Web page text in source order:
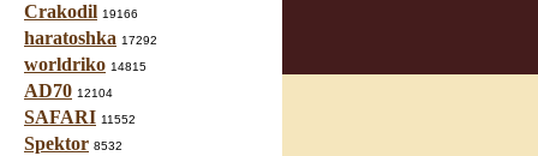
Crakodil 19166
haratoshka 17292
worldriko 14815
AD70 12104
SAFARI 11552
Spektor 8532